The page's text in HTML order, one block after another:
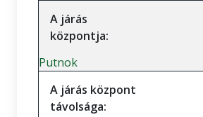
A járás
központja:
Putnok
A járás központ
távolsága: